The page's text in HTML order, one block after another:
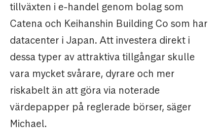
tillväxten i e-handel genom bolag som
Catena och Keihanshin Building Co som har
datacenter i Japan. Att investera direkt i
dessa typer av attraktiva tillgångar skulle
vara mycket svårare, dyrare och mer
riskabelt än att göra via noterade
värdepapper på reglerade börser, säger
Michael.